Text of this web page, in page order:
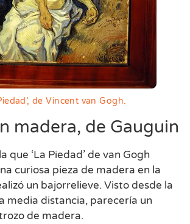
de Vincent van Gogh.
madera, de Gauguin
que ‘La Piedad’ de van Gogh
curiosa pieza de madera en la
un bajorrelieve. Visto desde la
media distancia, parecería un
de madera.